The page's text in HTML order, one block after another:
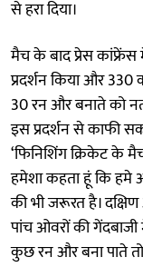
से हरा दिया।
मैच के बाद प्रेस कांफ्रेंस
प्रदर्शन किया और 330
30 रन और बनाते को
इस प्रदर्शन से काफी
‘फिनिशिंग क्रिकेट के
हमेशा कहता हूं कि हमे
की भी जरूरत है।
पांच ओवरों की
कुछ रन और बना पाते